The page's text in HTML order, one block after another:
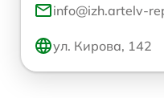
info@izh.artelv-
ул. Кирова, 142